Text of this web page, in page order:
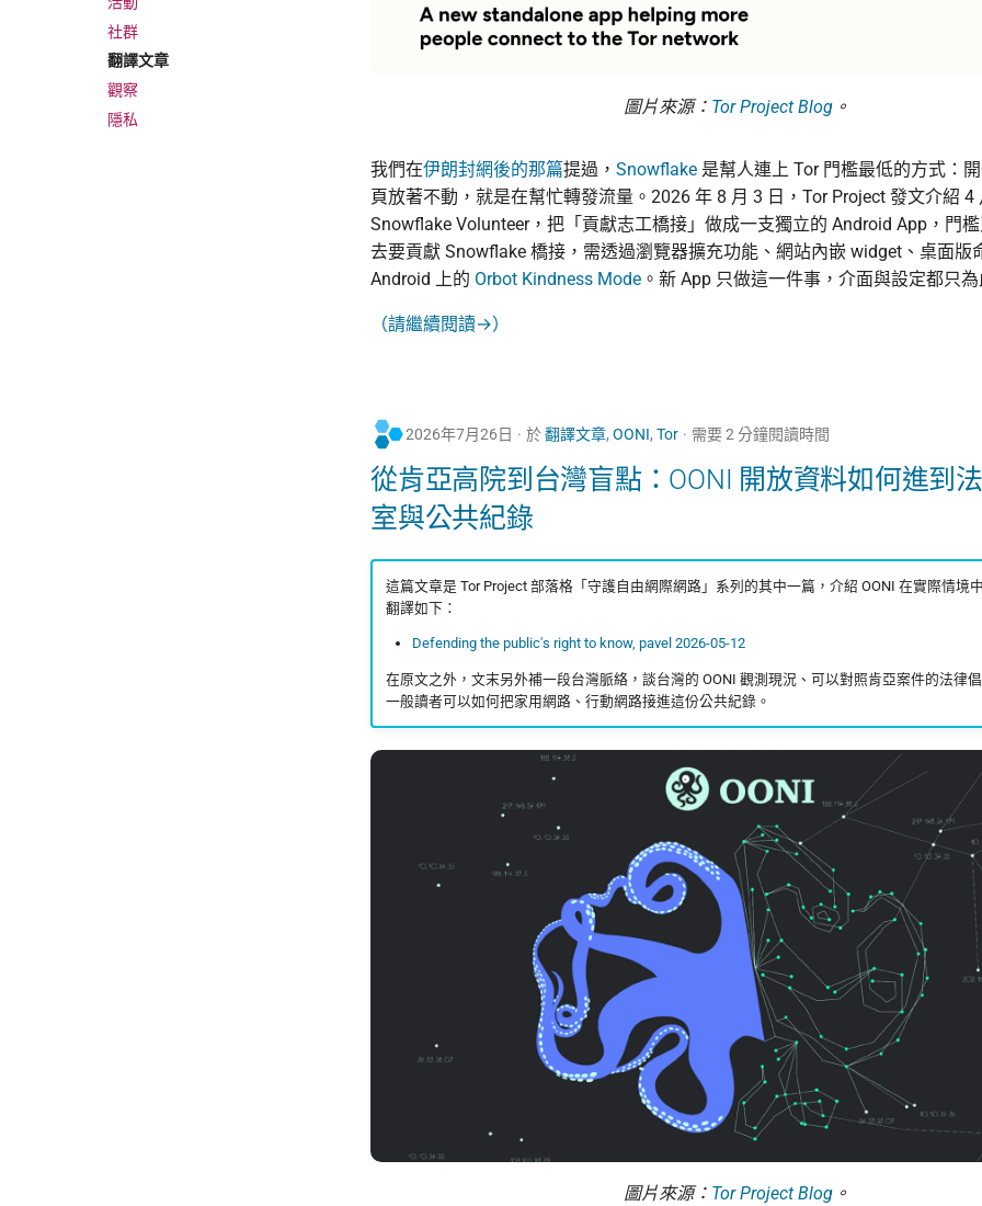
社群
翻譯文章
觀察
隱私
圖片來源： Tor Project Blog。
我們在伊朗封網後的那篇提過， Snowflake 是幫人連上 Tor 門檻最低的方式：
頁放著不動，就是在幫忙轉發流量。2026 年 8 月 3 日，Tor Project 發文介紹 4
Snowflake Volunteer，把「貢獻志工橋接」做成一支獨立的 Android App，門
去要貢獻 Snowflake 橋接，需透過瀏覽器擴充功能、網站內嵌 widget、桌面版
Android 上的 Orbot Kindness Mode 。新 App 只做這一件事，介面與設定都只
（請繼續閱讀→）
2026年7月26日 於翻譯文章, OONI, Tor 需要 2 分鐘閱讀時間
從肯亞高院到台灣盲點：OONI 開放資料如何進到
室與公共紀錄
這篇文章是 Tor Project 部落格「守護自由網際網路」系列的其中一篇，介紹 OONI 在實際情境
翻譯如下：
Defending the public's right to know, pavel 2026-05-12
在原文之外，文末另外補一段台灣脈絡，談台灣的 OONI 觀測現況、可以對照肯亞案件的法律
一般讀者可以如何把家用網路、行動網路接進這份公共紀錄。
圖片來源： Tor Project Blog。